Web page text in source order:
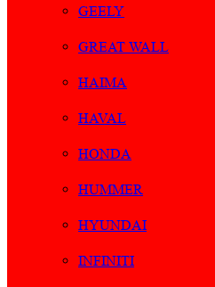
GEELY
GREAT WALL
HAIMA
HAVAL
HONDA
HUMMER
HYUNDAI
INFINITI